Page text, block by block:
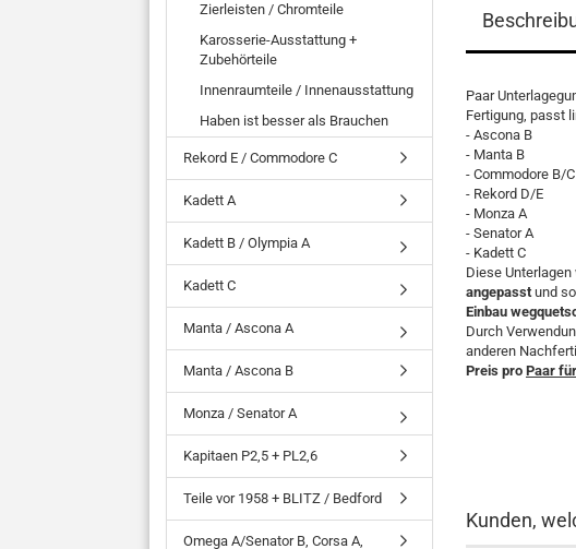
Paar
Fertigung, passt
- Ascona B
- Manta B
- Commodore B/C
- Rekord D/E
- Monza A
- Senator A
- Kadett C
Diese Unterlagen
angepasstund
Einbau
Durch
anderen
Preis pro Paar
Kunden,
Zierleisten / Chromteile
Karosserie-Ausstattung +
Zubehörteile
Innenraumteile / Innenausstattung
Haben ist besser als Brauchen
Rekord E / Commodore C
Kadett A
Kadett B / Olympia A
Kadett C
Manta / Ascona A
Manta / Ascona B
Monza / Senator A
Kapitaen P2,5 + PL2,6
Teile vor 1958 + BLITZ / Bedford
Omega A/Senator B, Corsa A,